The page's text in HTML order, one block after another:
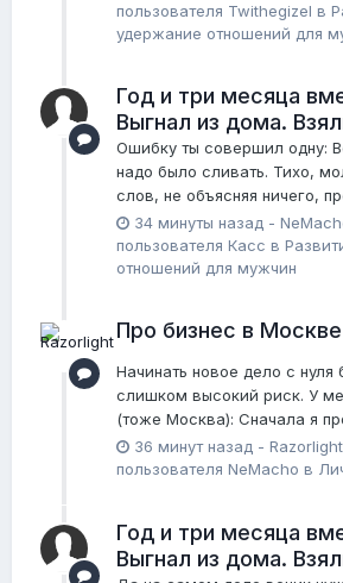
пользователя Twithegizel в
удержание отношений для
Год и три месяца
Выгнал из дома.
Ошибку ты совершил одну:
надо было сливать. Тихо,
слов, не объясняя ничего,
34 минуты назад -
пользователя Касс в
отношений для мужчин
Про бизнес в Москве
Начинать новое дело с нуля
слишком высокий риск. У
(тоже Москва): Сначала я
36 минут назад - Razorlight
пользователя NeMacho в
Год и три месяца
Выгнал из дома.